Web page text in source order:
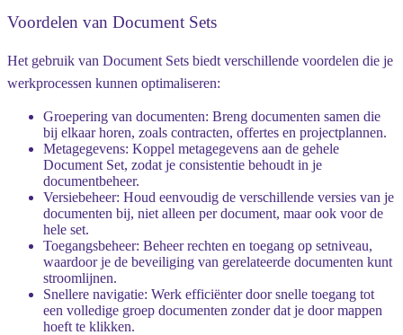
Voordelen van Document Sets
Het gebruik van Document Sets biedt verschillende voordelen die je
werkprocessen kunnen optimaliseren:
Groepering van documenten: Breng documenten samen die
bij elkaar horen, zoals contracten, offertes en projectplannen.
Metagegevens: Koppel metagegevens aan de gehele
Document Set, zodat je consistentie behoudt in je
documentbeheer.
Versiebeheer: Houd eenvoudig de verschillende versies van je
documenten bij, niet alleen per document, maar ook voor de
hele set.
Toegangsbeheer: Beheer rechten en toegang op setniveau,
waardoor je de beveiliging van gerelateerde documenten kunt
stroomlijnen.
Snellere navigatie: Werk efficiënter door snelle toegang tot
een volledige groep documenten zonder dat je door mappen
hoeft te klikken.